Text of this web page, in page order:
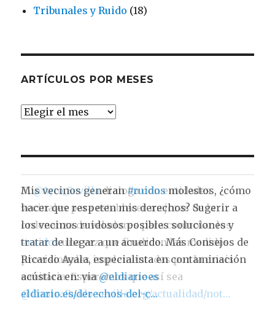
Tribunales y Ruido (18)
ARTÍCULOS POR MESES
ARTÍCULOS
El@Ayto_Sevilladialoga con entidades
vecinales para establecer mejoras de la
ordenanza de veladores para controlar los
#ruidosuna vez que finalicen las medidas
provisionales implementadas por la crisis
sanitaria. Esperemos que así sea
@ContraRuido sevilla.org/actualidad/not…